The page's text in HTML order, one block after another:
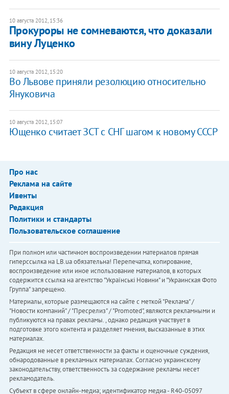
10 августа 2012, 15:36
Прокуроры не сомневаются, что доказали
вину Луценко
10 августа 2012, 15:20
Во Львове приняли резолюцию относительно
Януковича
10 августа 2012, 15:07
Ющенко считает ЗСТ с СНГ шагом к новому СССР
Про нас
Реклама на сайте
Ивенты
Редакция
Политики и стандарты
Пользовательское соглашение
При полном или частичном воспроизведении материалов прямая
гиперссылка на LB.ua обязательна! Перепечатка, копирование,
воспроизведение или иное использование материалов, в которых
содержится ссылка на агентство "Українськi Новини" и "Украинская Фото
Группа" запрещено.
Материалы, которые размещаются на сайте с меткой "Реклама" /
"Новости компаний" / "Пресрелиз" / "Promoted", являются рекламными и
публикуются на правах рекламы. , однако редакция участвует в
подготовке этого контента и разделяет мнения, высказанные в этих
материалах.
Редакция не несет ответственности за факты и оценочные суждения,
обнародованные в рекламных материалах. Согласно украинскому
законодательству, ответственность за содержание рекламы несет
рекламодатель.
Субъект в сфере онлайн-медиа; идентификатор медиа - R40-05097